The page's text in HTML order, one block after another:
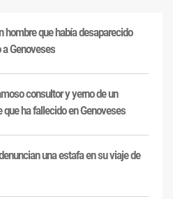
hombre que había desaparecido
Genoveses
consultor y yerno de un
ha fallecido en Genoveses
una estafa en su viaje de